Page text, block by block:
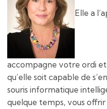
Elle a
accompagne votre ordi
qu’elle soit capable de
souris informatique
quelque temps, vous offrir